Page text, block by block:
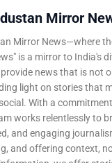
Mirror
Mirror News—where
is a mirror to India's
news that is not
light on stories that
With a
works relentlessly to
and engaging
and offering context,